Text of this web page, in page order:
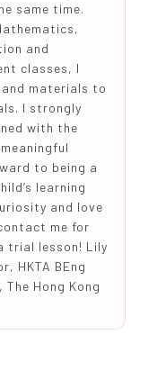
same time.
and
classes, I
materials to
I strongly
with the
to being a
learning
and love
me for
trial lesson! Lily
HKTA BEng
Hong Kong